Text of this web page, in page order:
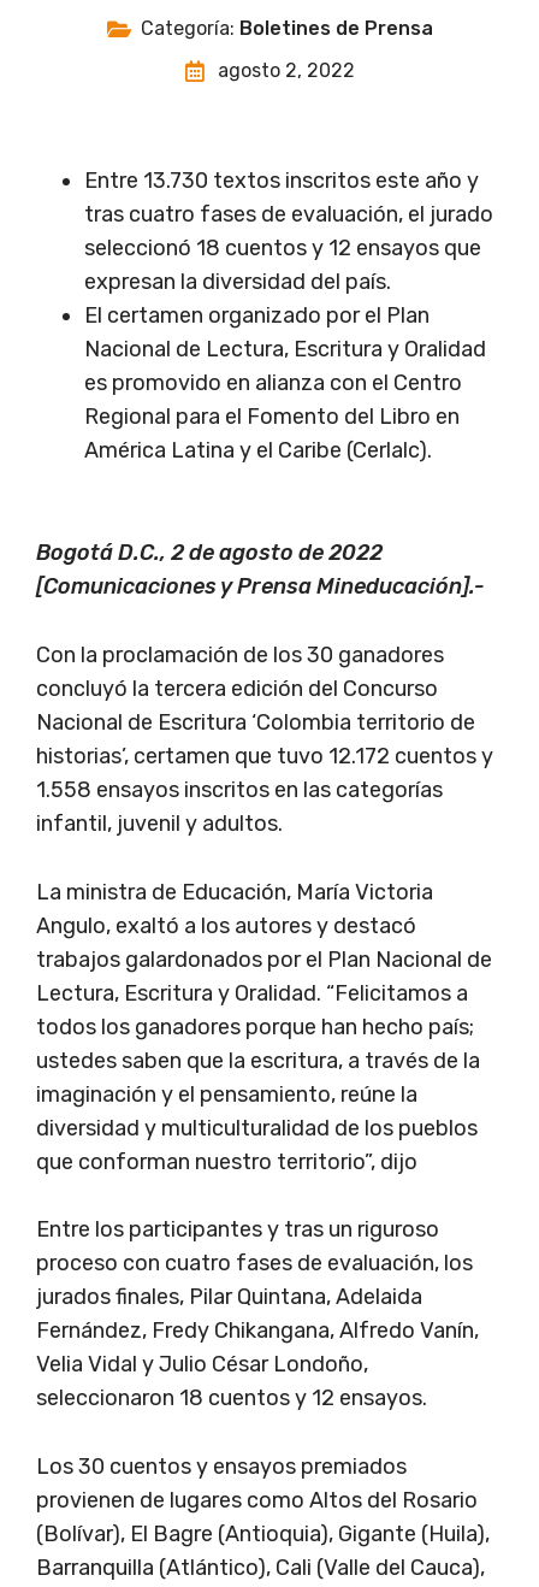
Categoría: Boletines de Prensa
agosto 2, 2022
Entre 13.730 textos inscritos este año y
tras cuatro fases de evaluación, el jurado
seleccionó 18 cuentos y 12 ensayos que
expresan la diversidad del país.
El certamen organizado por el Plan
Nacional de Lectura, Escritura y Oralidad
es promovido en alianza con el Centro
Regional para el Fomento del Libro en
América Latina y el Caribe (Cerlalc).
Bogotá D.C., 2 de agosto de 2022
[Comunicaciones y Prensa Mineducación].-
Con la proclamación de los 30 ganadores
concluyó la tercera edición del Concurso
Nacional de Escritura ‘Colombia territorio de
historias’, certamen que tuvo 12.172 cuentos y
1.558 ensayos inscritos en las categorías
infantil, juvenil y adultos.
La ministra de Educación, María Victoria
Angulo, exaltó a los autores y destacó
trabajos galardonados por el Plan Nacional de
Lectura, Escritura y Oralidad. “Felicitamos a
todos los ganadores porque han hecho país;
ustedes saben que la escritura, a través de la
imaginación y el pensamiento, reúne la
diversidad y multiculturalidad de los pueblos
que conforman nuestro territorio”, dijo
Entre los participantes y tras un riguroso
proceso con cuatro fases de evaluación, los
jurados finales, Pilar Quintana, Adelaida
Fernández, Fredy Chikangana, Alfredo Vanín,
Velia Vidal y Julio César Londoño,
seleccionaron 18 cuentos y 12 ensayos.
Los 30 cuentos y ensayos premiados
provienen de lugares como Altos del Rosario
(Bolívar), El Bagre (Antioquia), Gigante (Huila),
Barranquilla (Atlántico), Cali (Valle del Cauca),